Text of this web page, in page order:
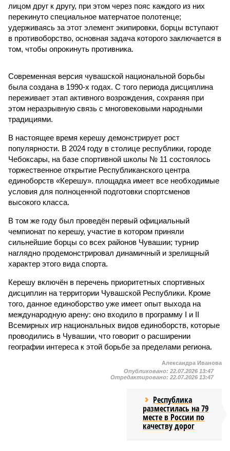
лицом друг к другу, при этом через пояс каждого из них
перекинуто специальное матерчатое полотенце;
удерживаясь за этот элемент экипировки, борцы вступают
в противоборство, основная задача которого заключается в
том, чтобы опрокинуть противника.
Современная версия чувашской национальной борьбы
была создана в 1990-х годах. С того периода дисциплина
переживает этап активного возрождения, сохраняя при
этом неразрывную связь с многовековыми народными
традициями.
В настоящее время керешу демонстрирует рост
популярности. В 2024 году в столице республики, городе
Чебоксары, на базе спортивной школы № 11 состоялось
торжественное открытие Республиканского центра
единоборств «Керешу». площадка имеет все необходимые
условия для полноценной подготовки спортсменов
высокого класса.
В том же году был проведён первый официальный
чемпионат по керешу, участие в котором приняли
сильнейшие борцы со всех районов Чувашии; турнир
наглядно продемонстрировал динамичный и зрелищный
характер этого вида спорта.
Керешу включён в перечень приоритетных спортивных
дисциплин на территории Чувашской Республики. Кроме
того, данное единоборство уже имеет опыт выхода на
международную арену: оно входило в программу I и II
Всемирных игр национальных видов единоборств, которые
проводились в Чувашии, что говорит о расширении
географии интереса к этой борьбе за пределами региона.
Александра Иванова
Опубликовано: 22.07.2026 13:47
Отредактировано: 22.07.2026 13:47
Республика
разместилась на 79
месте в России по
качеству дорог